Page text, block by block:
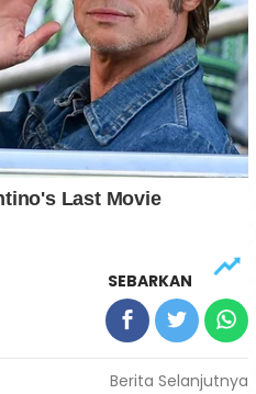
SEBARKAN
Berita Selanjutnya